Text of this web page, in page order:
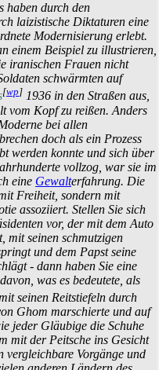
haben durch den
laizistische Diktaturen eine
Modernisierung erlebt.
einem Beispiel zu illustrieren,
iranischen Frauen nicht
schwärmten auf
[wp] 1936 in den Straßen aus,
vom Kopf zu reißen. Anders
bei allen
doch als ein Prozess
werden konnte und sich über
vollzog, war sie im
eine Gewalt­erfahrung. Die
Freiheit, sondern mit
assoziiert. Stellen Sie sich
vor, der mit dem Auto
mit seinen schmutzigen
und dem Papst seine
- dann haben Sie eine
was es bedeutete, als
seinen Reitstiefeln durch
Ghom marschierte und auf
jeder Gläubige die Schuhe
mit der Peitsche ins Gesicht
vergleichbare Vorgänge und